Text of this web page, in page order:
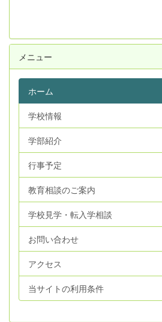
メニュー
ホーム
学校情報
学部紹介
行事予定
教育相談のご案内
学校見学・転入学相談
お問い合わせ
アクセス
当サイトの利用条件